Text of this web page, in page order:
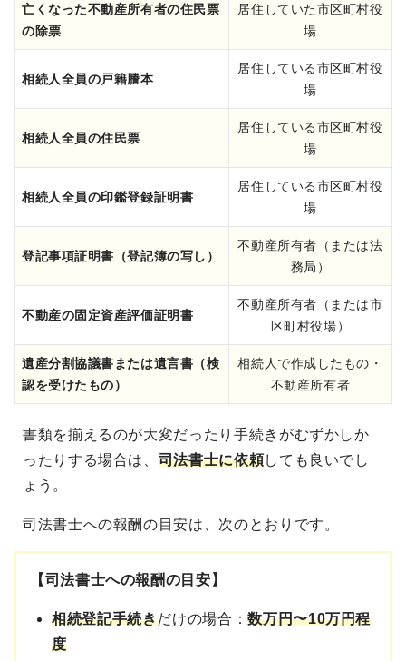
亡くなった不動産所有者の住民票
の除票
居住していた市区町村役
場
相続人全員の戸籍謄本
居住している市区町村役
場
相続人全員の住民票
居住している市区町村役
場
相続人全員の印鑑登録証明書
居住している市区町村役
場
登記事項証明書（登記簿の写し）
不動産所有者（または法
務局）
不動産の固定資産評価証明書
不動産所有者（または市
区町村役場）
遺産分割協議書または遺言書（検
認を受けたもの）
相続人で作成したもの・
不動産所有者
書類を揃えるのが大変だったり手続きがむずかしか
ったりする場合は、 司法書士に依頼しても良いでし
ょう 。
司法書士への報酬の目安は、次のとおりです。
【司法書士への報酬の目安】
相続登記手続きだけの場合：数万円〜10万円程
度